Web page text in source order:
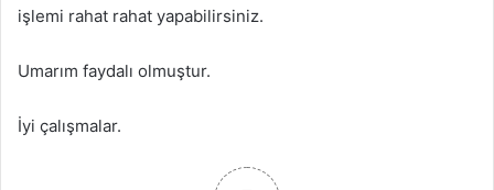
işlemi rahat rahat yapabilirsiniz.
Umarım faydalı olmuştur.
İyi çalışmalar.